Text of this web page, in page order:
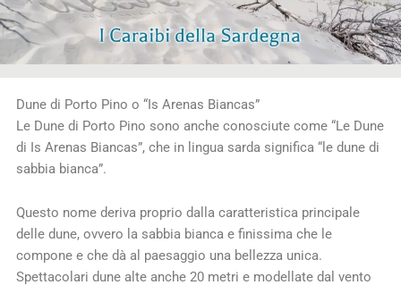
Dune di Porto Pino o “Is Arenas Biancas”
Le Dune di Porto Pino sono anche conosciute come “Le Dune
di Is Arenas Biancas”, che in lingua sarda significa “le dune di
sabbia bianca”.
Questo nome deriva proprio dalla caratteristica principale
delle dune, ovvero la sabbia bianca e finissima che le
compone e che dà al paesaggio una bellezza unica.
Spettacolari dune alte anche 20 metri e modellate dal vento